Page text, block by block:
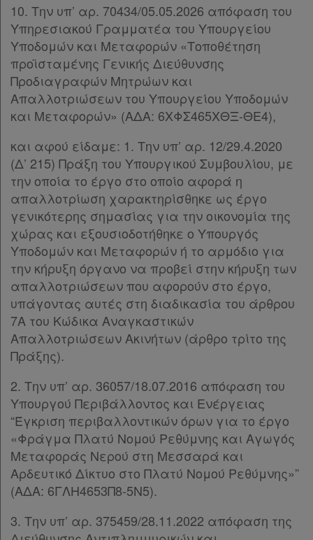
Πληροφορίες
Εταιρεία
Επικοινωνία
Όροι
χρήσης
Πολιτική
απορρήτου
και
cookies
Απόκτηση
Συνδρομής
Ατομική
συνδρομή
Ομαδικά
πακέτα
10. Την υπ’ αρ. 70434/05.05.2026 απόφαση του
Υπηρεσιακού Γραμματέα του Υπουργείου
Υποδομών και Μεταφορών «Τοποθέτηση
προϊσταμένης Γενικής Διεύθυνσης
Προδιαγραφών Μητρώων και
Απαλλοτριώσεων του Υπουργείου Υποδομών
και Μεταφορών» (ΑΔΑ: 6ΧΦΣ465ΧΘΞ-ΘΕ4),
και αφού είδαμε: 1. Την υπ’ αρ. 12/29.4.2020
(Δ’ 215) Πράξη του Υπουργικού Συμβουλίου, με
την οποία το έργο στο οποίο αφορά η
απαλλοτρίωση χαρακτηρίσθηκε ως έργο
γενικότερης σημασίας για την οικονομία της
χώρας και εξουσιοδοτήθηκε ο Υπουργός
Υποδομών και Μεταφορών ή το αρμόδιο για
την κήρυξη όργανο να προβεί στην κήρυξη των
απαλλοτριώσεων που αφορούν στο έργο,
υπάγοντας αυτές στη διαδικασία του άρθρου
7Α του Κώδικα Αναγκαστικών
Απαλλοτριώσεων Ακινήτων (άρθρο τρίτο της
Πράξης).
2. Την υπ’ αρ. 36057/18.07.2016 απόφαση του
Υπουργού Περιβάλλοντος και Ενέργειας
“Έγκριση περιβαλλοντικών όρων για το έργο
«Φράγμα Πλατύ Νομού Ρεθύμνης και Αγωγός
Μεταφοράς Νερού στη Μεσσαρά και
Αρδευτικό Δίκτυο στο Πλατύ Νομού Ρεθύμνης»”
(ΑΔΑ: 6ΓΛΗ4653Π8-5Ν5).
3. Την υπ’ αρ. 375459/28.11.2022 απόφαση της